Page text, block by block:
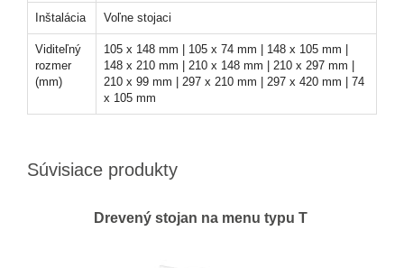
Inštalácia Voľne stojaci
Viditeľný
rozmer
(mm)
105 x 148 mm | 105 x 74 mm | 148 x 105 mm |
148 x 210 mm | 210 x 148 mm | 210 x 297 mm |
210 x 99 mm | 297 x 210 mm | 297 x 420 mm | 74
x 105 mm
Súvisiace produkty
Drevený stojan na menu typu T